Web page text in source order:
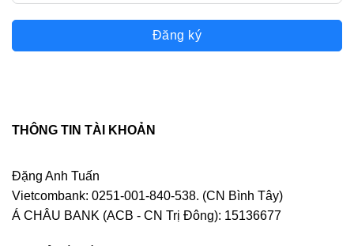
Đăng ký
THÔNG TIN TÀI KHOẢN
Đặng Anh Tuấn
Vietcombank: 0251-001-840-538. (CN Bình Tây)
Á CHÂU BANK (ACB - CN Trị Đông): 15136677